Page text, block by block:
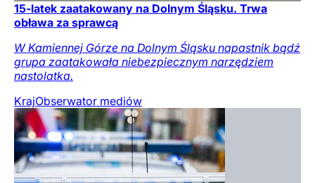
15-latek zaatakowany na Dolnym Śląsku. Trwa
obława za sprawcą
W Kamiennej Górze na Dolnym Śląsku napastnik bądź
grupa zaatakowała niebezpiecznym narzędziem
nastolatka.
KrajObserwator mediów